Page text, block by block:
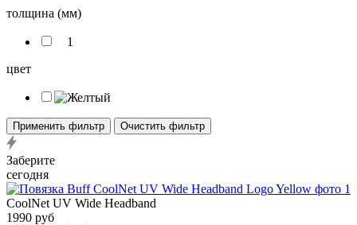
толщина (мм)
1
цвет
Применить фильтр Очистить фильтр
Заберите
сегодня
CoolNet UV Wide Headband
1990 руб